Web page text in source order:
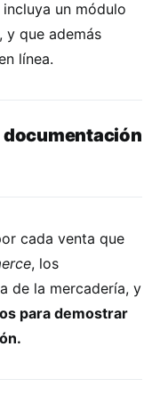
incluya un módulo
y que además
línea.
documentación
cada venta que
, los
de la mercadería, y
para demostrar